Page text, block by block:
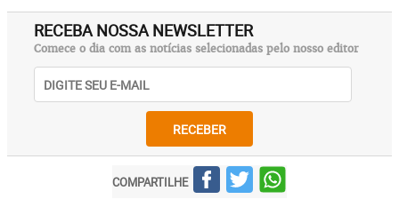
RECEBA NOSSA NEWSLETTER
Comece o dia com as notícias selecionadas pelo nosso editor
RECEBER
COMPARTILHE